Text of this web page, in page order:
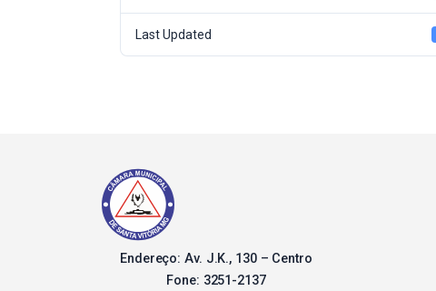
Last Updated
Endereço: Av. J.K., 130 – Centro
Fone: 3251-2137